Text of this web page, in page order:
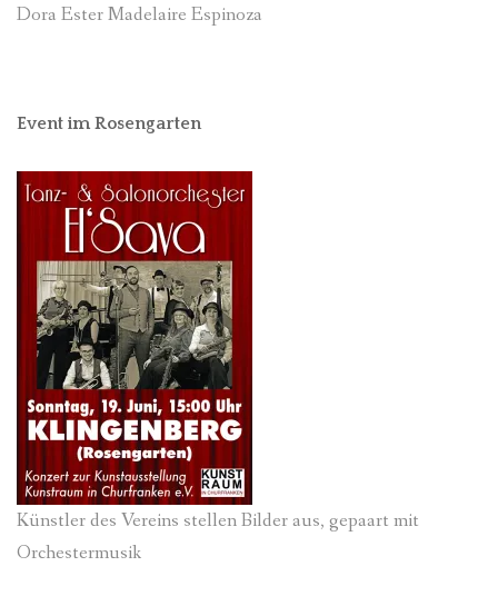
Dora Ester Madelaire Espinoza
Event im Rosengarten
Künstler des Vereins stellen Bilder aus, gepaart mit
Orchestermusik